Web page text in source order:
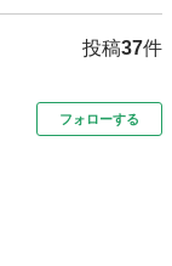
投稿37件
フォローする